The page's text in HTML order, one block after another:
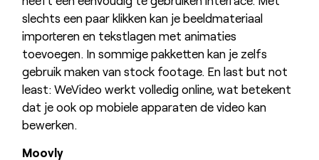
slechts een paar klikken kan je beeldmateriaal
importeren en tekstlagen met animaties
toevoegen. In sommige pakketten kan je zelfs
gebruik maken van stock footage. En last but not
least: WeVideo werkt volledig online, wat betekent
dat je ook op mobiele apparaten de video kan
bewerken.
Moovly